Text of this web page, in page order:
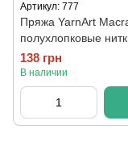
Артикул: 777
Пряжа YarnArt
полухлопковые
138 грн
В наличии